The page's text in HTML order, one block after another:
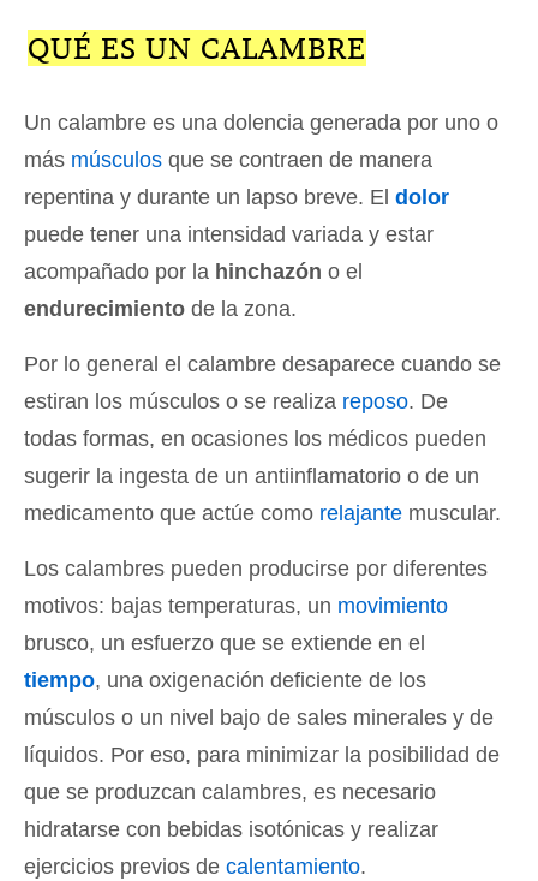
QUÉ ES UN CALAMBRE
Un calambre es una dolencia generada por uno o
más músculos que se contraen de manera
repentina y durante un lapso breve. El dolor
puede tener una intensidad variada y estar
acompañado por la hinchazón o el
endurecimiento de la zona.
Por lo general el calambre desaparece cuando se
estiran los músculos o se realiza reposo. De
todas formas, en ocasiones los médicos pueden
sugerir la ingesta de un antiinflamatorio o de un
medicamento que actúe como relajante muscular.
Los calambres pueden producirse por diferentes
motivos: bajas temperaturas, un movimiento
brusco, un esfuerzo que se extiende en el
tiempo, una oxigenación deficiente de los
músculos o un nivel bajo de sales minerales y de
líquidos. Por eso, para minimizar la posibilidad de
que se produzcan calambres, es necesario
hidratarse con bebidas isotónicas y realizar
ejercicios previos de calentamiento.